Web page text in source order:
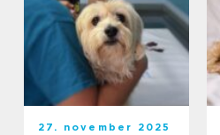
27. november 2025